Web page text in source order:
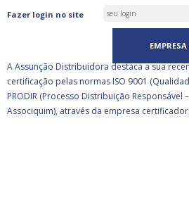
Fazer login no site
EMPRESA
ASSUNÇÃO DISTRIBUIDORA É
CERTIFICADA PELA BSI
A Assunção Distribuidora destaca a sua
certificação pelas normas ISO 9001
PRODIR (Processo Distribuição Responsável –
Associquim), através da empresa